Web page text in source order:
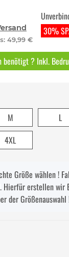
: 49,99 €
30%
benötigt ? Inkl.
M L
4XL
Größe wählen !
Hierfür erstellen wir
der Größenauswahl